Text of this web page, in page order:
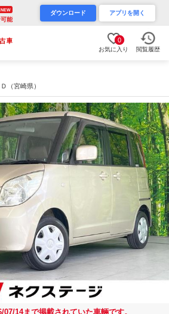
能
ダウンロード アプリを開く
0
お気に入り 閲覧履歴
宮崎県）
07/14まで掲載されていた車輛です。